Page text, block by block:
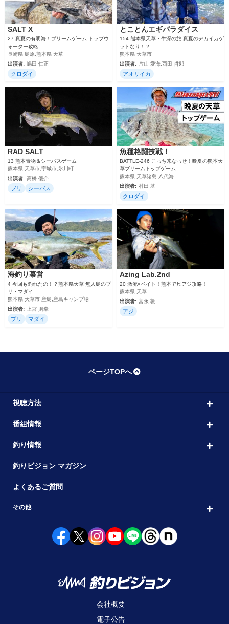
SALT X
27 真夏の有明海！ブリームゲーム トップウ
ォーター攻略
長崎県 島原,熊本県 天草
出演者: 嶋田 仁正
クロダイ
とことんエギパラダイス
154 熊本県天草・牛深の旅 真夏のデカイカゲ
ットなり！？
熊本県 天草市
出演者:
片山 愛海,西田 哲郎
アオリイカ
RAD SALT
13 熊本青物＆シーバスゲーム
熊本県 天草市,宇城市,氷川町
出演者: 高橋 優介
ブリ シーバス
魚種格闘技戦！
BATTLE-246 こっち来なっせ！晩夏の熊本天
草ブリームトップゲーム
熊本県 天草諸島 八代海
出演者: 村田 基
クロダイ
海釣り幕営
4 今回も釣れたの！？熊本県天草 無人島のブ
リ・マダイ
熊本県 天草市 産島,産島キャンプ場
出演者:
上宮 則幸
ブリ マダイ
Azing Lab.2nd
20 激流×ベイト！熊本で尺アジ攻略！
熊本県 天草
出演者: 富永 敦
アジ
ページTOPへ
視聴方法
番組情報
釣り情報
釣りビジョン マガジン
よくあるご質問
その他
会社概要
電子公告